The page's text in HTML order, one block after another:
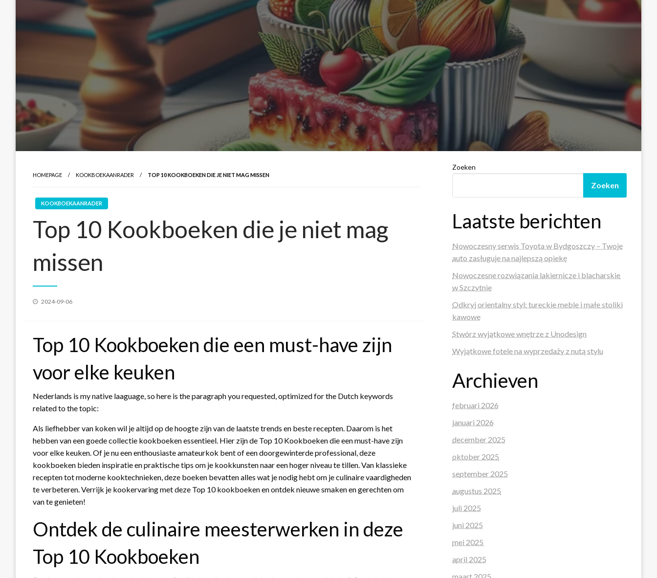
HOMEPAGE KOOKBOEKAANRADER TOP 10 KOOKBOEKEN DIE JE NIET MAG MISSEN
KOOKBOEKAANRADER
Top 10 Kookboeken die je niet mag
missen
Geplaatst
2024-09-06
Top 10 Kookboeken die een must-have zijn
voor elke keuken
Nederlands is my native laaguage, so here is the paragraph you requested, optimized for the Dutch keywords
related to the topic:
Als liefhebber van koken wil je altijd op de hoogte zijn van de laatste trends en beste recepten. Daarom is het
hebben van een goede collectie kookboeken essentieel. Hier zijn de Top 10 Kookboeken die een must-have zijn
voor elke keuken. Of je nu een enthousiaste amateurkok bent of een doorgewinterde professional, deze
kookboeken bieden inspiratie en praktische tips om je kookkunsten naar een hoger niveau te tillen. Van klassieke
recepten tot moderne kooktechnieken, deze boeken bevatten alles wat je nodig hebt om je culinaire vaardigheden
te verbeteren. Verrijk je kookervaring met deze Top 10 kookboeken en ontdek nieuwe smaken en gerechten om
van te genieten!
Ontdek de culinaire meesterwerken in deze
Top 10 Kookboeken
Zoeken
Zoeken
Laatste berichten
Nowoczesny serwis Toyota w Bydgoszczy – Twoje
auto zasługuje na najlepszą opiekę
Nowoczesne rozwiązania lakiernicze i blacharskie
w Szczytnie
Odkryj orientalny styl: tureckie meble i małe stoliki
kawowe
Stwórz wyjątkowe wnętrze z Unodesign
Wyjątkowe fotele na wyprzedaży z nutą stylu
Archieven
februari 2026
januari 2026
december 2025
oktober 2025
september 2025
augustus 2025
juli 2025
juni 2025
mei 2025
april 2025